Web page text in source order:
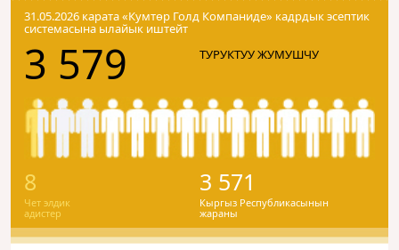
31.05.2026 карата «Кумтɵр Голд Компаниде» кадрдык эсептик
системасына ылайык иштейт
3 579 ТУРУКТУУ ЖУМУШЧУ
8
Чет элдик
адистер
3 571
Кыргыз Республикасынын
жараны